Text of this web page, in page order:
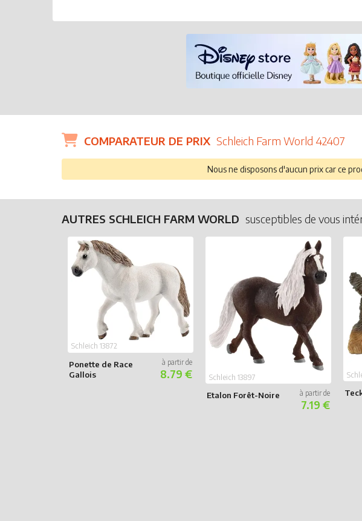
COMPARATEUR DE PRIX Schleich Farm World 42407
Nous ne disposons d'aucun prix car ce
AUTRES SCHLEICH FARM WORLD susceptibles de vous
Ponette de Race
Gallois
Schleich 13872
8.79 €
Etalon Forêt-Noire
Schleich 13897
7.19 €